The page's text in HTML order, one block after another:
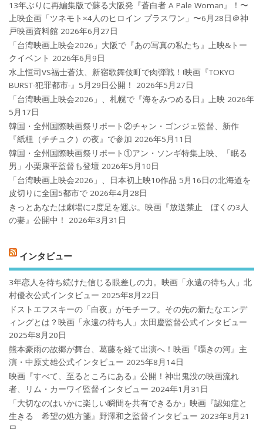
13年ぶりに再編集版で蘇る大阪発『蒼白者 A Pale Woman』！〜
上映企画「ツネモト×4人のヒロイン プラスワン」〜6月28日＠神
戸映画資料館 2026年6月27日
「台湾映画上映会2026」大阪で『あの写真の私たち』上映&トー
クイベント 2026年6月9日
水上恒司VS福士蒼汰、新宿歌舞伎町で肉弾戦！!映画『TOKYO
BURST-犯罪都市-』5月29日公開！
2026年5月27日
「台湾映画上映会2026」、札幌で『海をみつめる日』上映 2026年
5月17日
韓国・全州国際映画祭リポート②チャン・ゴンジェ監督、新作
『紙杻（チチュク）の夜』で参加 2026年5月11日
韓国・全州国際映画祭リポート①アン・ソンギ特集上映、「眠る
男」小栗康平監督も登壇 2026年5月10日
「台湾映画上映会2026」、日本初上映10作品 5月16日の北海道を
皮切りに全国5都市で 2026年4月28日
きっとあなたは劇場に2度足を運ぶ。映画『放送禁止 ぼくの3人
の妻』公開中！
2026年3月31日
インタビュー
3年恋人を待ち続けた信じる眼差しの力。映画「永遠の待ち人」北
村優衣公式インタビュー 2025年8月22日
ドストエフスキーの「白夜」がモチーフ。その先の新たなエンデ
ィングとは？映画「永遠の待ち人」太田慶監督公式インタビュー
2025年8月20日
熊本豪雨の故郷が舞台、葛藤を経て出演へ！映画『囁きの河』主
演・中原丈雄公式インタビュー 2025年8月14日
映画『すべて、至るところにある』公開！神出鬼没の映画流れ
者、リム・カーワイ監督インタビュー 2024年1月31日
「大切なのはいかに楽しい瞬間を共有できるか」映画『認知症と
生きる 希望の処方箋』野澤和之監督インタビュー 2023年8月21